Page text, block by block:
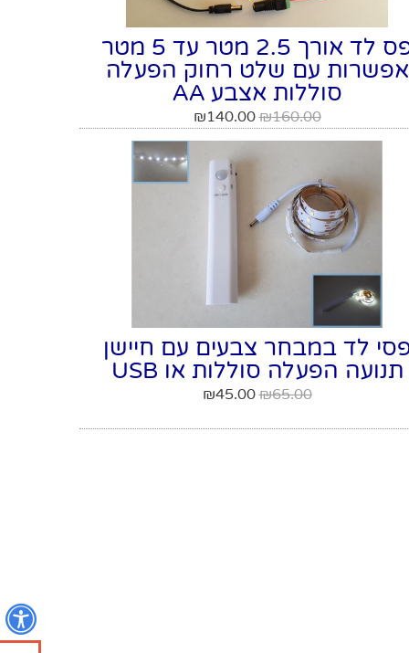
פס לד אורך 2.5 מטר עד 5 מטר
אפשרות עם שלט רחוק הפעלה
סוללות אצבע AA
₪160.00
₪140.00
לד במבחר צבעים עם חיישן
תנועה הפעלה סוללות או USB
₪65.00
₪45.00